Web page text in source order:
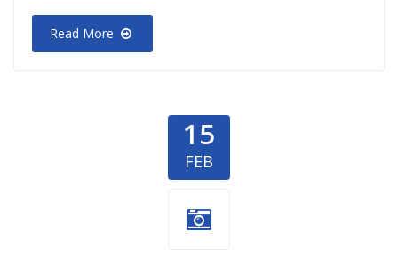
Read More
15
FEB